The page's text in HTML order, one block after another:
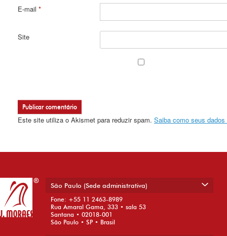
E-mail *
Site
Este site utiliza o Akismet para reduzir spam. Saiba como seus
São Paulo (Sede administrativa)
Fone: +55 11 2463-8989
Rua Amaral Gama, 333 • sala 53
Santana • 02018-001
São Paulo • SP • Brasil